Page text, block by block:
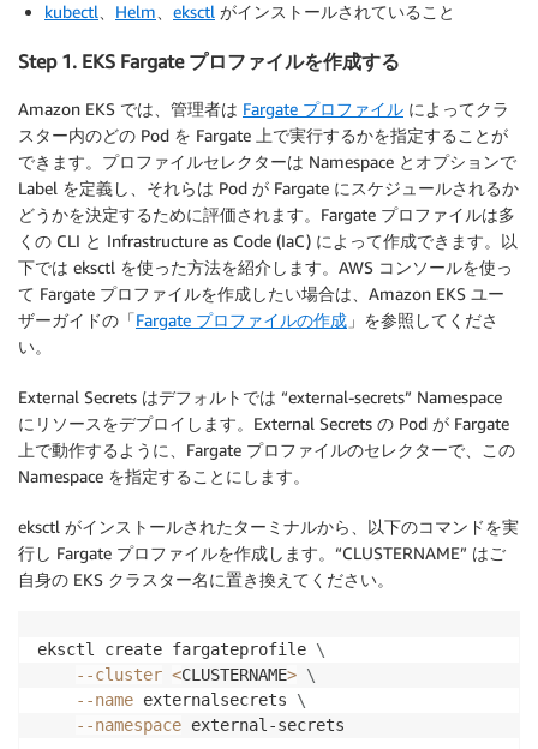
kubectl、 Helm、 eksctl がインストールされていること
Step 1. EKS Fargate プロファイルを作成する
Amazon EKS では、管理者は Fargate プロファイル によってクラ
スター内のどの Pod を Fargate 上で実行するかを指定することが
できます。プロファイルセレクターは Namespace とオプションで
Label を定義し、それらは Pod が Fargate にスケジュールされるか
どうかを決定するために評価されます。Fargate プロファイルは多
くの CLI と Infrastructure as Code (IaC) によって作成できます。以
下では eksctl を使った方法を紹介します。AWS コンソールを使っ
て Fargate プロファイルを作成したい場合は、Amazon EKS ユー
ザーガイドの「Fargate プロファイルの作成 」を参照してくださ
い。
External Secrets はデフォルトでは “external-secrets” Namespace
にリソースをデプロイします。External Secrets の Pod が Fargate
上で動作するように、Fargate プロファイルのセレクターで、この
Namespace を指定することにします。
eksctl がインストールされたターミナルから、以下のコマンドを実
行し Fargate プロファイルを作成します。“CLUSTERNAME” はご
自身の EKS クラスター名に置き換えてください。
eksctl create fargateprofile \
--cluster <CLUSTERNAME> \
--name externalsecrets \
--namespace external-secrets